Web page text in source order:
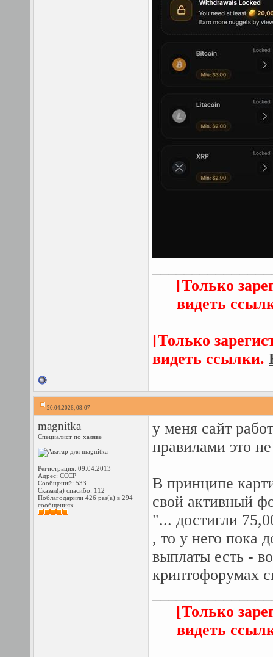
[Только
видеть
[Только
видеть ссылки.
20.04.2026, 08:07
magnitka
Специалист по халяве
Регистрация: 09.04.2013
Адрес: СССР
Сообщений: 533
Сказал(а) спасибо: 112
Поблагодарили 426 раз(а) в 294
сообщениях
у меня сайт
правилами это
В принципе
свой активный
"... достигли
, то у него пока
выплаты есть -
криптофорумах
[Только
видеть